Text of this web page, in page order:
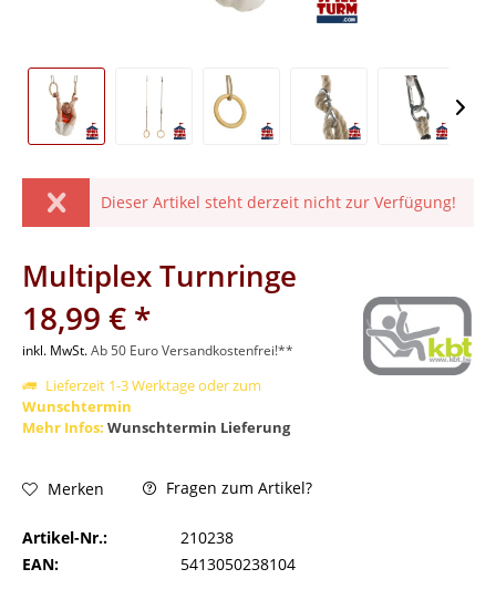
Dieser Artikel steht derzeit nicht zur Verfügung!
Multiplex Turnringe
18,99 € *
inkl. MwSt.Ab 50 Euro Versandkostenfrei!**
Lieferzeit 1-3 Werktage oder zum
Wunschtermin
Mehr Infos: Wunschtermin Lieferung
Merken Fragen zum Artikel?
Artikel-Nr.:
210238
EAN:
5413050238104